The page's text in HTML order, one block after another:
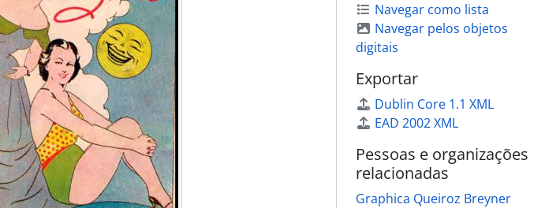
Navegar como lista
Navegar pelos objetos
digitais
Exportar
Dublin Core 1.1 XML
EAD 2002 XML
Pessoas e organizações
relacionadas
Graphica Queiroz Breyner